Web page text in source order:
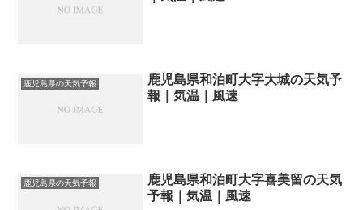
鹿児島県の天気予報
鹿児島県和泊町大字大城の天気予
報｜気温｜風速
鹿児島県の天気予報
鹿児島県和泊町大字喜美留の天気
予報｜気温｜風速